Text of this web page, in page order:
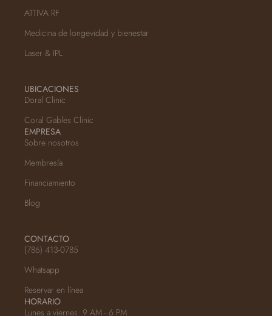
ATTIVA RF
Medicina de longevidad y bienestar
Laser & IPL
UBICACIONES
Doral Clinic
Coral Gables Clinic
EMPRESA
Sobre nosotros
Membresía
Financiamiento
Blog
CONTACTO
(786) 413-0785
Whatsapp
Reservar en línea
HORARIO
Lunes a viernes: 9 AM - 6 PM